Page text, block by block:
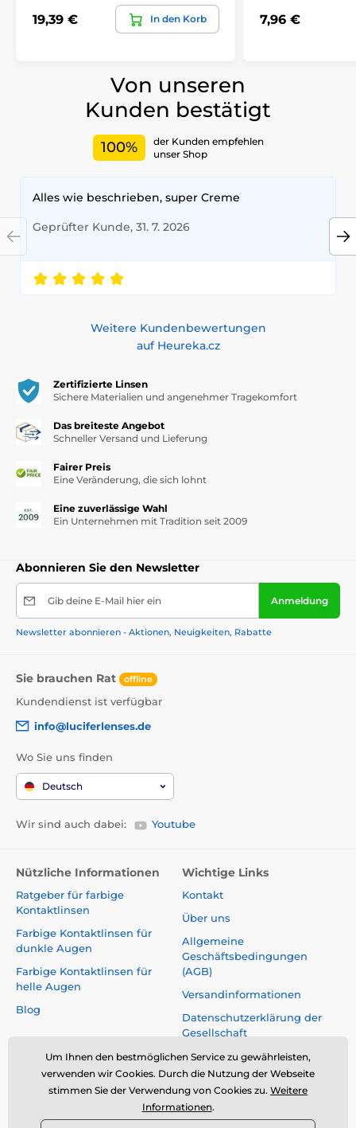
19,39 € In den Korb 7,96 €
Von unseren
Kunden bestätigt
100%
der Kunden empfehlen
unser Shop
Alles wie beschrieben, super Creme
Geprüfter Kunde, 31. 7. 2026
Weitere Kundenbewertungen
auf Heureka.cz
Zertifizierte Linsen
Sichere Materialien und angenehmer Tragekomfort
Das breiteste Angebot
Schneller Versand und Lieferung
Fairer Preis
Eine Veränderung, die sich lohnt
Eine zuverlässige Wahl
Ein Unternehmen mit Tradition seit 2009
Abonnieren Sie den Newsletter
Gib deine E-Mail hier ein Anmeldung
Newsletter abonnieren - Aktionen, Neuigkeiten, Rabatte
Sie brauchen Rat offline
Kundendienst ist verfügbar
info@luciferlenses.de
Wo Sie uns finden
Deutsch
Wir sind auch dabei: Youtube
Nützliche Informationen
Ratgeber für farbige
Kontaktlinsen
Farbige Kontaktlinsen für
dunkle Augen
Farbige Kontaktlinsen für
helle Augen
Blog
Wichtige Links
Kontakt
Über uns
Allgemeine
Geschäftsbedingungen
(AGB)
Versandinformationen
Datenschutzerklärung der
Gesellschaft
Reklamationen und Rücktritt
vom Vertrag
Sicherheit und Qualität ohne
Kompromisse
Um Ihnen den bestmöglichen Service zu gewährleisten,
verwenden wir Cookies. Durch die Nutzung der Webseite
stimmen Sie der Verwendung von Cookies zu. Weitere
Informationen.